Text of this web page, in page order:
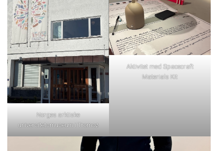
Norges arktiske
universitetsmuseum i Tromsø
Aktivitet med Spacecraft
Materials Kit